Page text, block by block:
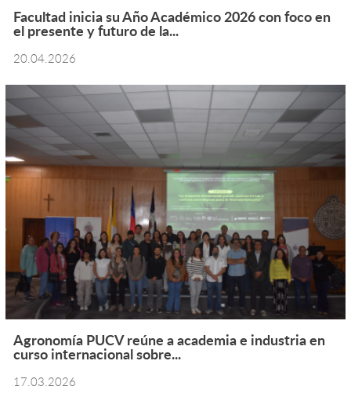
Facultad inicia su Año Académico 2026 con foco en
el presente y futuro de la...
20.04.2026
Agronomía PUCV reúne a academia e industria en
curso internacional sobre...
17.03.2026